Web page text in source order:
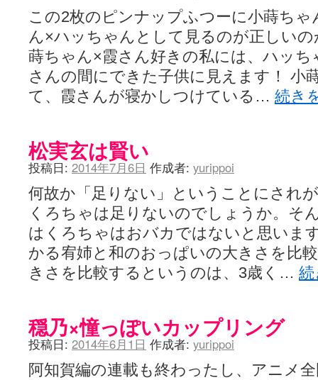
この2枚のピンナップふつーに小蒔ち
ん×ハッちゃんとして見るのが正しい
蒔ちゃん×霞さん好きの私には、ハッ
さんの間にできた子供に見えます！ 小
て、霞さんが寝かしつけている… 続き
松実玄は賢い
投稿日: 2014年7月6日 作成者: yurippoi
何故か「足りない」ということにされ
くろちゃは足りないのでしょうか。そ
はくろちゃはおバカではないと思いま
かる宥姉と和のおっぱいの大きさを比
きさを比較するというのは、3歳く…
穏乃×憧っぽいカップリング
投稿日: 2014年6月1日 作成者: yurippoi
阿知賀編の連載も終わったし、アニメ